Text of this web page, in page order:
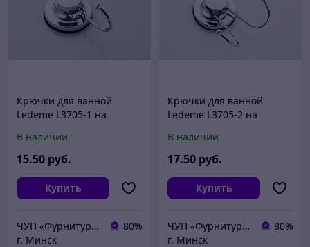
Крючки для ванной
Ledeme L3705-1 на
В наличии
15.50 руб.
Купить
ЧУП «Фурнитурка-бай»
80%
г. Минск
Крючки для ванной
Ledeme L3705-2 на
В наличии
17.50 руб.
Купить
ЧУП «Фурнитурка-бай»
80%
г. Минск